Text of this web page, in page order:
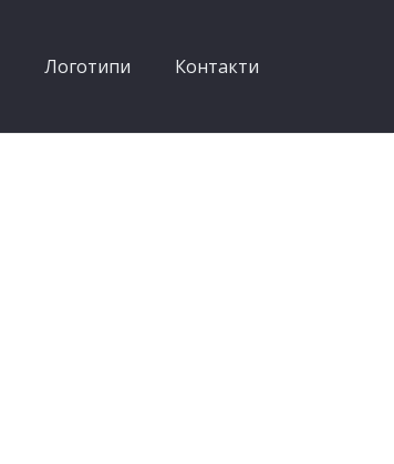
Логотипи Контакти